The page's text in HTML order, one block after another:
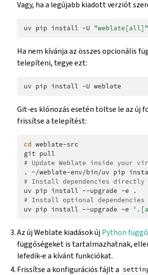
Vagy, ha a legújabb kiadott verziót
uv pip install -U "weblate[all]"
Ha nem kívánja az összes opcionális
telepíteni, tegye ezt:
uv pip install -U
Git-es klónozás esetén töltse le az új
frissítse a telepítést:
cd weblate-src
git
# Update Weblate inside your
.
~/weblate-env/bin/uv pip
# Install dependencies directly
uv pip install --upgrade -e
# Install optional
uv pip install --upgrade -e
Az új Weblate kiadások újPython
függőségeket is tartalmazhatnak,
lefedik-e a kívánt funkciókat.
Frissítse a konfigurációs fájlt a